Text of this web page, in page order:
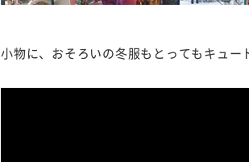
小物に、おそろいの冬服もとってもキュー